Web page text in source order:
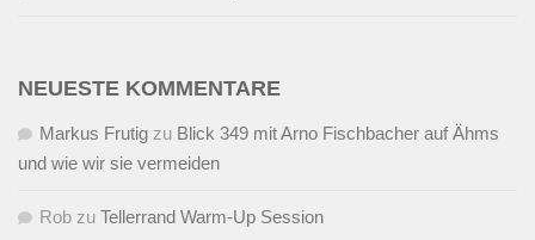
NEUESTE KOMMENTARE
Markus Frutig zu Blick 349 mit Arno Fischbacher auf Ähms
und wie wir sie vermeiden
Rob zu Tellerrand Warm-Up Session